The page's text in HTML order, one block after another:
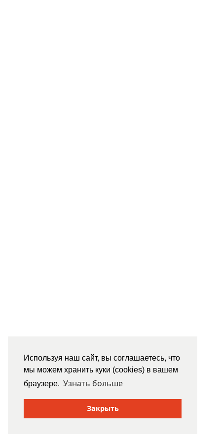
Используя наш сайт, вы соглашаетесь, что
мы можем хранить куки (cookies) в вашем
браузере. Узнать больше
Закрыть